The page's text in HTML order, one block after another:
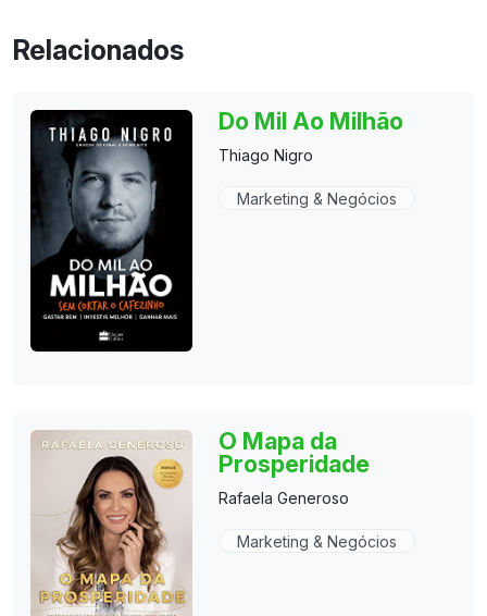
Relacionados
Do Mil Ao Milhão
Thiago Nigro
Marketing & Negócios
O Mapa da
Prosperidade
Rafaela Generoso
Marketing & Negócios